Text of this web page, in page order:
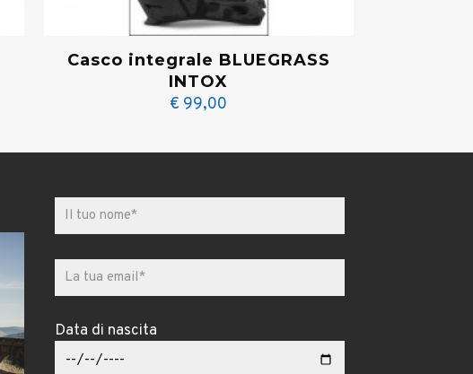
Casco integrale BLUEGRASS
INTOX
€ 99,00
Data di nascita